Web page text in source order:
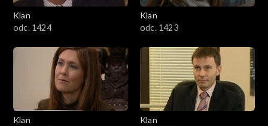
Klan
odc. 1424
Klan
odc. 1423
Klan
Klan